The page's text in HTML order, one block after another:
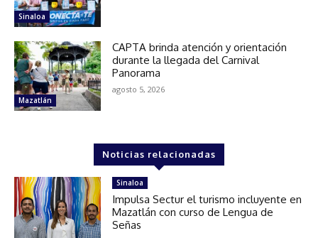
Sinaloa
Mazatlán
CAPTA brinda atención y orientación
durante la llegada del Carnival
Panorama
agosto 5, 2026
Noticias relacionadas
Sinaloa
Impulsa Sectur el turismo incluyente en
Mazatlán con curso de Lengua de
Señas